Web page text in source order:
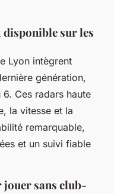
disponible sur les
Lyon intègrent
génération,
Ces radars haute
la vitesse et la
remarquable,
et un suivi fiable
sans club-